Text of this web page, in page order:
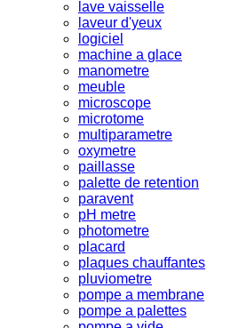
lave vaisselle
laveur d'yeux
logiciel
machine a glace
manometre
meuble
microscope
microtome
multiparametre
oxymetre
paillasse
palette de retention
paravent
pH metre
photometre
placard
plaques chauffantes
pluviometre
pompe a membrane
pompe a palettes